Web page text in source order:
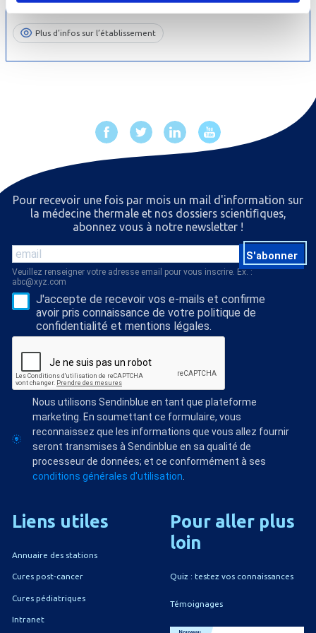
Plus d’infos sur l’établissement
Pour recevoir une fois par mois un mail d'information sur
la médecine thermale et nos dossiers scientiﬁques,
abonnez vous à notre newsletter !
S'abonner
Veuillez renseigner votre adresse email pour vous inscrire. Ex. :
abc@xyz.com
J'accepte de recevoir vos e-mails et confirme
avoir pris connaissance de votre politique de
confidentialité et mentions légales.
Nous utilisons Sendinblue en tant que plateforme
marketing. En soumettant ce formulaire, vous
reconnaissez que les informations que vous allez fournir
seront transmises à Sendinblue en sa qualité de
processeur de données; et ce conformément à ses
conditions générales d'utilisation
Liens utiles
Annuaire des stations
Cures post-cancer
Cures pédiatriques
Intranet
Pour aller plus
loin
Quiz : testez vos connaissances
Témoignages